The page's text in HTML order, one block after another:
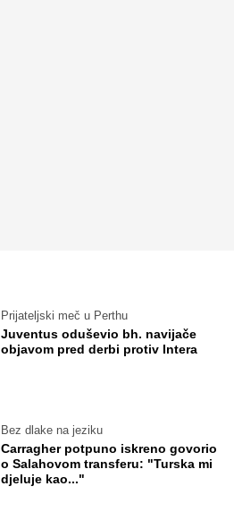
Prijateljski meč u Perthu
Juventus oduševio bh. navijače
objavom pred derbi protiv Intera
Bez dlake na jeziku
Carragher potpuno iskreno govorio
o Salahovom transferu: "Turska mi
djeluje kao..."